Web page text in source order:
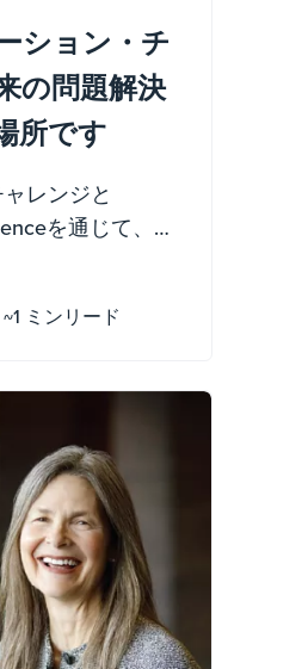
ション・チ
の問題解決
所です
レンジと
を通じて、
~1 ミンリード